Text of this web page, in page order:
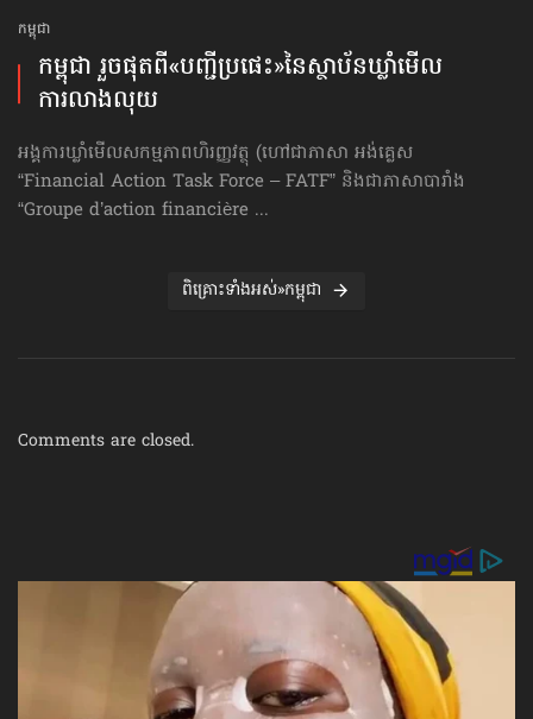
កម្ពុជា
កម្ពុជា រួចផុតពី«បញ្ជីប្រផេះ»​នៃស្ថាប័ន​ឃ្លាំមើល​
ការលាងលុយ
អង្គការឃ្លាំមើលសកម្មភាពហិរញ្ញវត្ថុ (ហៅ​ជា​ភាសា អង់គ្លេស
“Financial Action Task Force – FATF” និងជាភាសាបារាំង
“Groupe d’action financière ...
ពិគ្រោះទាំងអស់»កម្ពុជា
Comments are closed.